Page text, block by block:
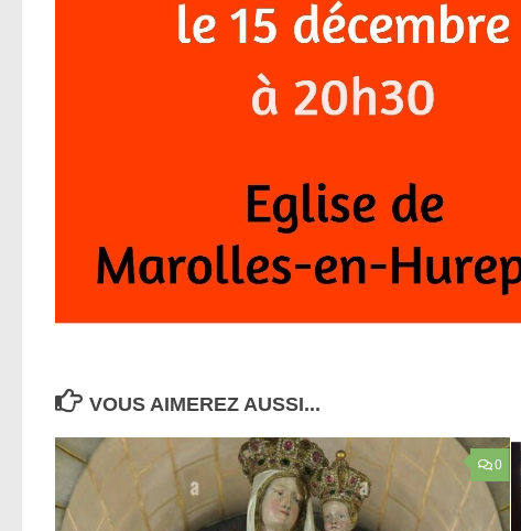
VOUS AIMEREZ AUSSI...
0